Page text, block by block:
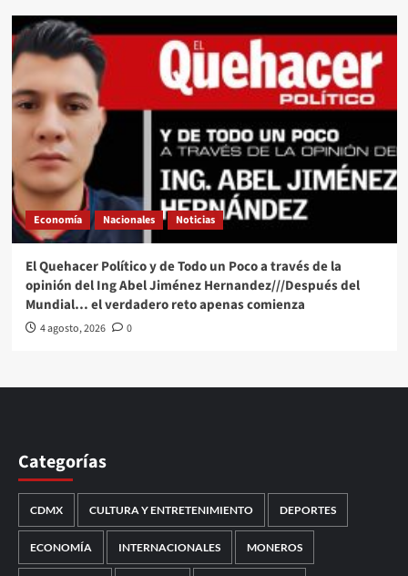
Economía Nacionales Noticias
El Quehacer Político y de Todo un Poco a través de la
opinión del Ing Abel Jiménez Hernandez///Después del
Mundial… el verdadero reto apenas comienza
4 agosto, 2026 0
Categorías
CDMX CULTURA Y ENTRETENIMIENTO DEPORTES
ECONOMÍA INTERNACIONALES MONEROS